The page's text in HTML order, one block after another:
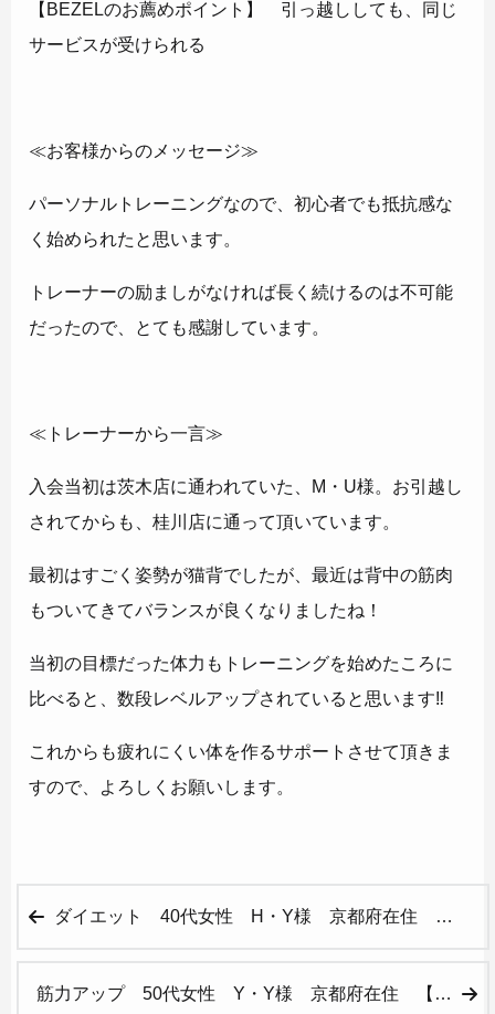
【BEZELのお薦めポイント】 引っ越ししても、同じ
サービスが受けられる
≪お客様からのメッセージ≫
パーソナルトレーニングなので、初心者でも抵抗感な
く始められたと思います。
トレーナーの励ましがなければ長く続けるのは不可能
だったので、とても感謝しています。
≪トレーナーから一言≫
入会当初は茨木店に通われていた、M・U様。お引越し
されてからも、桂川店に通って頂いています。
最初はすごく姿勢が猫背でしたが、最近は背中の筋肉
もついてきてバランスが良くなりましたね！
当初の目標だった体力もトレーニングを始めたころに
比べると、数段レベルアップされていると思います‼
これからも疲れにくい体を作るサポートさせて頂きま
すので、よろしくお願いします。
ダイエット 40代女性 H・Y様 京都府在住 【桂川店】
筋力アップ 50代女性 Y・Y様 京都府在住 【桂川店】